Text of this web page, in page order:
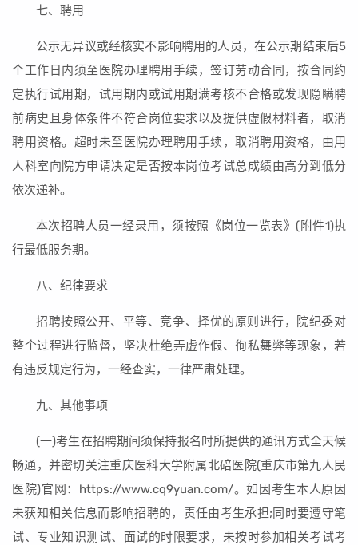
七、聘用
公示无异议或经核实不影响聘用的人员，在公示期结束后5
个工作日内须至医院办理聘用手续，签订劳动合同，按合同约
定执行试用期，试用期内或试用期满考核不合格或发现隐瞒聘
前病史且身体条件不符合岗位要求以及提供虚假材料者，取消
聘用资格。超时未至医院办理聘用手续，取消聘用资格，由用
人科室向院方申请决定是否按本岗位考试总成绩由高分到低分
依次递补。
本次招聘人员一经录用，须按照《岗位一览表》(附件1)执
行最低服务期。
八、纪律要求
招聘按照公开、平等、竞争、择优的原则进行，院纪委对
整个过程进行监督，坚决杜绝弄虚作假、徇私舞弊等现象，若
有违反规定行为，一经查实，一律严肃处理。
九、其他事项
(一)考生在招聘期间须保持报名时所提供的通讯方式全天候
畅通，并密切关注重庆医科大学附属北碚医院(重庆市第九人民
医院)官网：https://www.cq9yuan.com/。如因考生本人原因
未获知相关信息而影响招聘的，责任由考生承担;同时要遵守笔
试、专业知识测试、面试的时限要求，未按时参加相关考试考